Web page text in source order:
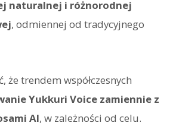
naturalnej i różnorodnej
, odmiennej od tradycyjnego
że trendem współczesnych
Yukkuri Voice zamiennie z
AI, w zależności od celu.